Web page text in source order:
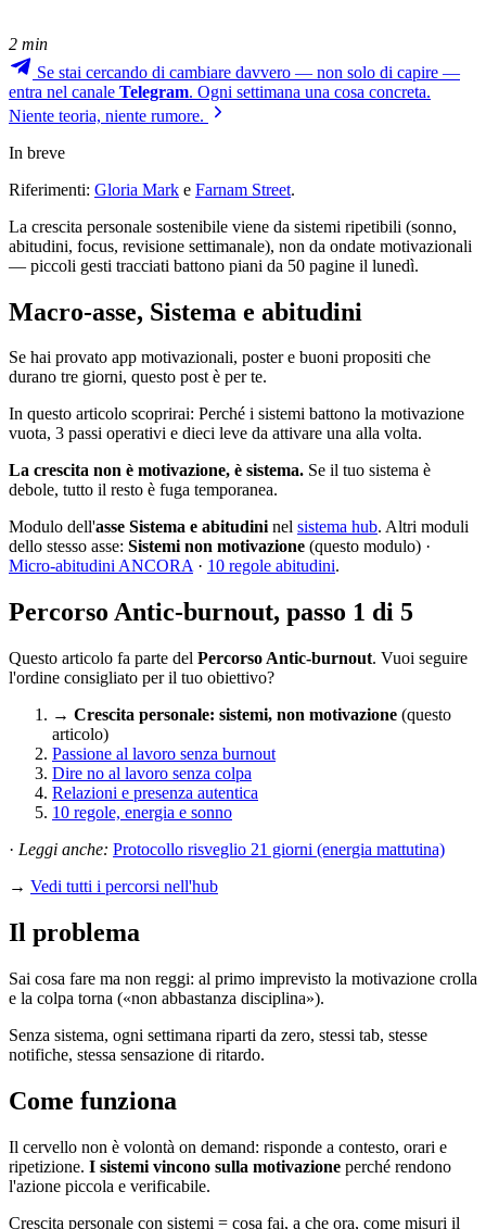
2 min
Se stai cercando di cambiare davvero — non solo di capire —
entra nel canale Telegram. Ogni settimana una cosa concreta.
Niente teoria, niente rumore.
In breve
Riferimenti: Gloria Mark e Farnam Street.
La crescita personale sostenibile viene da sistemi ripetibili (sonno,
abitudini, focus, revisione settimanale), non da ondate motivazionali
— piccoli gesti tracciati battono piani da 50 pagine il lunedì.
Macro-asse, Sistema e abitudini
Se hai provato app motivazionali, poster e buoni propositi che
durano tre giorni, questo post è per te.
In questo articolo scoprirai: Perché i sistemi battono la motivazione
vuota, 3 passi operativi e dieci leve da attivare una alla volta.
La crescita non è motivazione, è sistema. Se il tuo sistema è
debole, tutto il resto è fuga temporanea.
Modulo dell'asse Sistema e abitudininel sistema hub. Altri moduli
dello stesso asse: Sistemi non motivazione (questo modulo) ·
Micro-abitudini ANCORA· 10 regole abitudini.
Percorso Antic-burnout, passo 1 di 5
Questo articolo fa parte del Percorso Antic-burnout. Vuoi seguire
l'ordine consigliato per il tuo obiettivo?
→ Crescita personale: sistemi, non motivazione (questo
articolo)
Passione al lavoro senza burnout
Dire no al lavoro senza colpa
Relazioni e presenza autentica
10 regole, energia e sonno
· Leggi anche: Protocollo risveglio 21 giorni (energia mattutina)
→ Vedi tutti i percorsi nell'hub
Il problema
Sai cosa fare ma non reggi: al primo imprevisto la motivazione crolla
e la colpa torna («non abbastanza disciplina»).
Senza sistema, ogni settimana riparti da zero, stessi tab, stesse
notifiche, stessa sensazione di ritardo.
Come funziona
Il cervello non è volontà on demand: risponde a contesto, orari e
ripetizione. I sistemi vincono sulla motivazione perché rendono
l'azione piccola e verificabile.
Crescita personale con sistemi = cosa fai, a che ora, come misuri il